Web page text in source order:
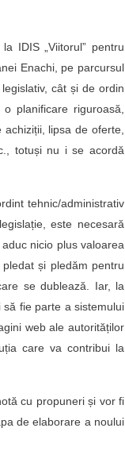
IDIS „Viitorul” pentru
Enachi, pe parcursul
cât și de ordin
planificare riguroasă,
lipsa de oferte,
totuși nu i se acordă
tehnic/administrativ
este necesară
nicio plus valoarea
și pledăm pentru
se dublează. Iar, la
fie parte a sistemului
web ale autorităților
care va contribui la
cu propuneri și vor fi
de elaborare a noului